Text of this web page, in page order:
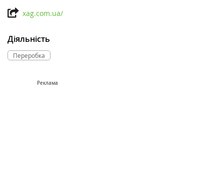
xag.com.ua/
Діяльність
Переробка
Реклама